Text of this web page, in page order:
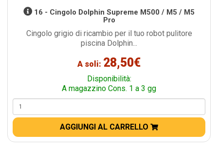
16 - Cingolo Dolphin Supreme M500 / M5 / M5
Pro
Cingolo grigio di ricambio per il tuo robot pulitore
piscina Dolphin...
A soli: 28,50€
Disponibilità:
A magazzino Cons. 1 a 3 gg
AGGIUNGI AL CARRELLO